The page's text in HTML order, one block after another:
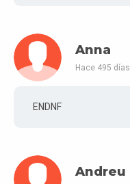
Anna
Hace 495 días
ENDNF
Andreu